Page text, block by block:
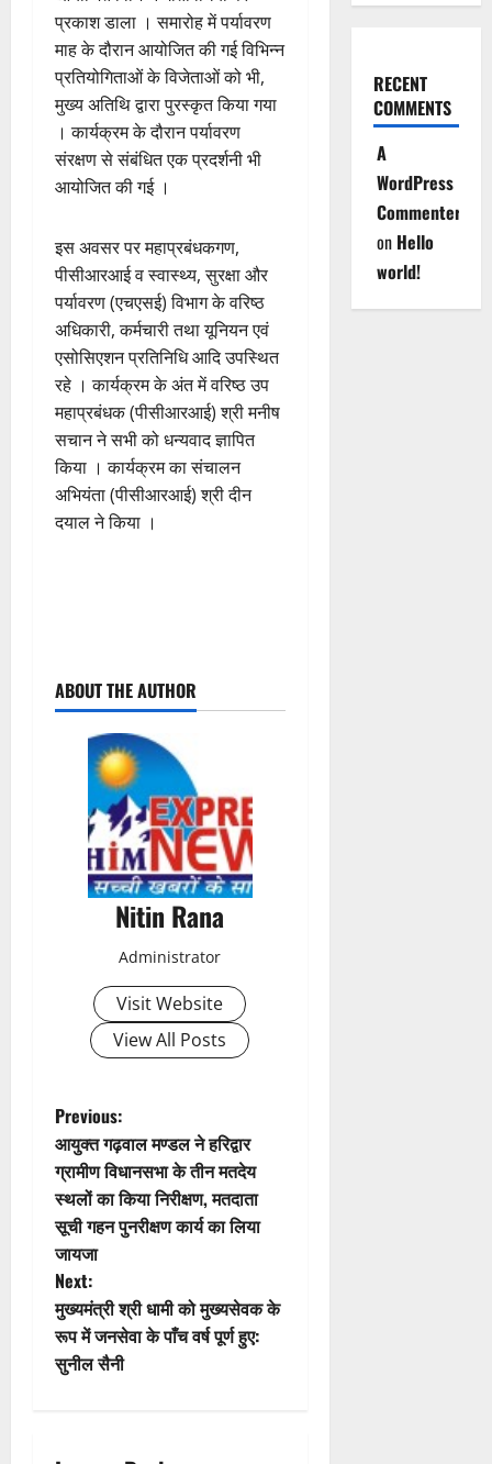
प्रकाश डाला । समारोह में पर्यावरण
माह के दौरान आयोजित की गई विभिन्न
प्रतियोगिताओं के विजेताओं को भी,
मुख्य अतिथि द्वारा पुरस्कृत किया गया
। कार्यक्रम के दौरान पर्यावरण
संरक्षण से संबंधित एक प्रदर्शनी भी
आयोजित की गई ।
इस अवसर पर महाप्रबंधकगण,
पीसीआरआई व स्वास्थ्य, सुरक्षा और
पर्यावरण (एचएसई) विभाग के वरिष्ठ
अधिकारी, कर्मचारी तथा यूनियन एवं
एसोसिएशन प्रतिनिधि आदि उपस्थित
रहे । कार्यक्रम के अंत में वरिष्ठ उप
महाप्रबंधक (पीसीआरआई) श्री मनीष
सचान ने सभी को धन्यवाद ज्ञापित
किया । कार्यक्रम का संचालन
अभियंता (पीसीआरआई) श्री दीन
दयाल ने किया ।
o
t
i
o
n
ABOUT THE AUTHOR
Nitin Rana
Administrator
Visit Website
View All Posts
P
o
s
t
n
a
Previous:
आयुक्त गढ़वाल मण्डल ने हरिद्वार
ग्रामीण विधानसभा के तीन मतदेय
स्थलों का किया निरीक्षण, मतदाता
सूची गहन पुनरीक्षण कार्य का लिया
जायजा
Next:
मुख्यमंत्री श्री धामी को मुख्यसेवक के
रूप में जनसेवा के पाँच वर्ष पूर्ण हुए:
सुनील सैनी
RECENT
COMMENTS
A
WordPress
Commenter
on Hello
world!